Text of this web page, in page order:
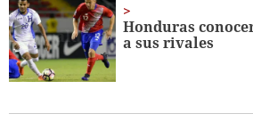
Honduras
a sus rivales